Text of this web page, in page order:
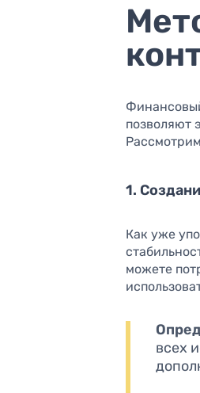
позволяют
1.
Как уже
можете
всех